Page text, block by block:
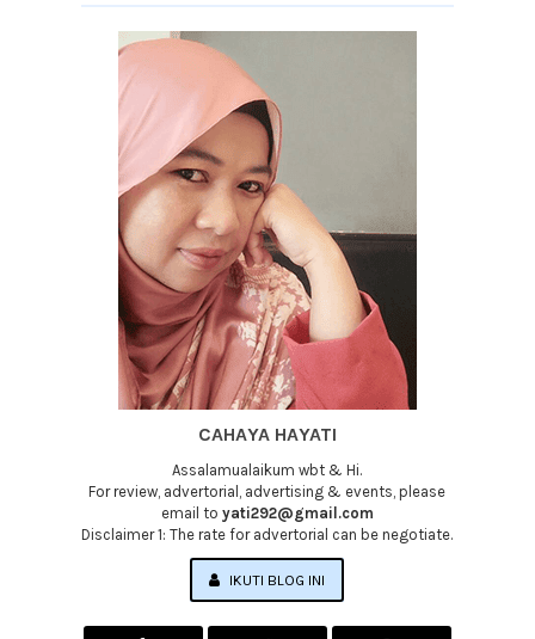
CAHAYA HAYATI
Assalamualaikum wbt & Hi.
For review, advertorial, advertising & events, please
email to yati292@gmail.com
Disclaimer 1: The rate for advertorial can be negotiate.
IKUTI BLOG INI